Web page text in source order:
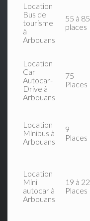
Location
Bus de
tourisme
à
Arbouans
55 à 85
places
Location
Car
Autocar-
Drive à
Arbouans
75
Places
Location
Minibus à
Arbouans
9
Places
Location
Mini
autocar à
Arbouans
19 à 22
Places